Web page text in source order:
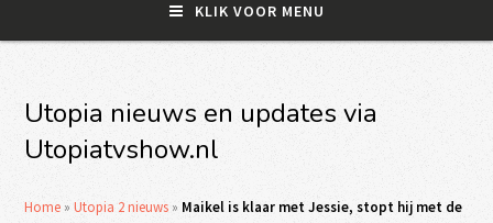
KLIK VOOR MENU
Utopia nieuws en updates via
Utopiatvshow.nl
Home »Utopia 2 nieuws » Maikel is klaar met Jessie, stopt hij met de